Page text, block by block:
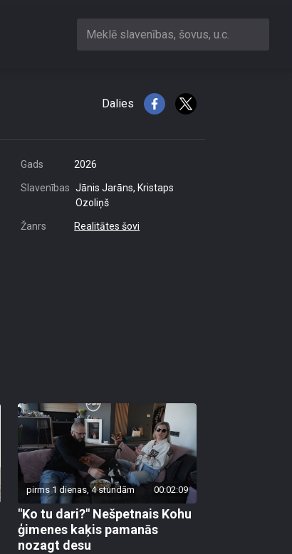
Meklē slavenības, šovus, u.c.
Dalies
Gads 2026
Slavenības Jānis Jarāns, Kristaps
Ozoliņš
Žanrs Realitātes šovi
pirms 1 dienas, 4 stundām 00:02:09
"Ko tu dari?" Nešpetnais Kohu
ģimenes kaķis pamanās
nozagt desu